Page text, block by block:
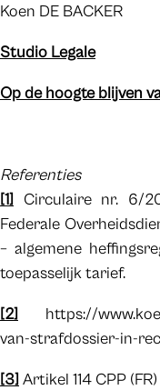
Koen DE BACKER
Studio Legale
Op de hoogte blijven
Referenties
[1] Circulaire nr. 6/
Federale
– algemene
toepasselijk tarief.
[2] https://
van-strafdossier-in-
[3] Artikel 114 CPP (FR)